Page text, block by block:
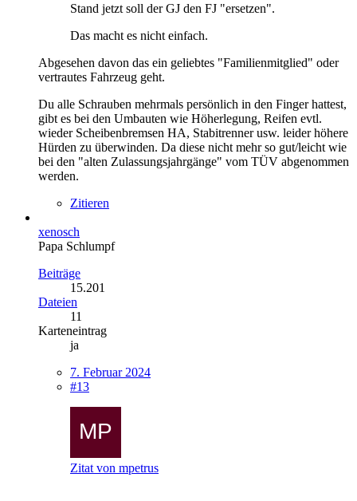
Stand jetzt soll der GJ den FJ "ersetzen".
Das macht es nicht einfach.
Abgesehen davon das ein geliebtes "Familienmitglied" oder
vertrautes Fahrzeug geht.
Du alle Schrauben mehrmals persönlich in den Finger hattest,
gibt es bei den Umbauten wie Höherlegung, Reifen evtl.
wieder Scheibenbremsen HA, Stabitrenner usw. leider höhere
Hürden zu überwinden. Da diese nicht mehr so gut/leicht wie
bei den "alten Zulassungsjahrgänge" vom TÜV abgenommen
werden.
Zitieren
xenosch
Papa Schlumpf
Beiträge
15.201
Dateien
11
Karteneintrag
ja
7. Februar 2024
#13
Zitat von mpetrus